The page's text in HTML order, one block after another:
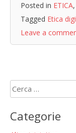
Posted in ETICA,
Tagged Etica
Leave a
Ricerca
per:
Categorie